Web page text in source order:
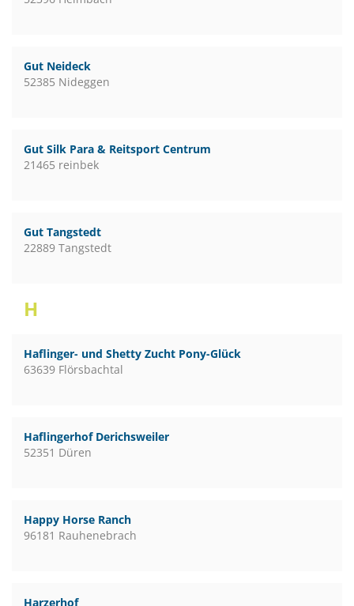
Gut Neideck
52385 Nideggen
Gut Silk Para & Reitsport Centrum
21465 reinbek
Gut Tangstedt
22889 Tangstedt
H
Haflinger- und Shetty Zucht Pony-Glück
63639 Flörsbachtal
Haflingerhof Derichsweiler
52351 Düren
Happy Horse Ranch
96181 Rauhenebrach
Harzerhof